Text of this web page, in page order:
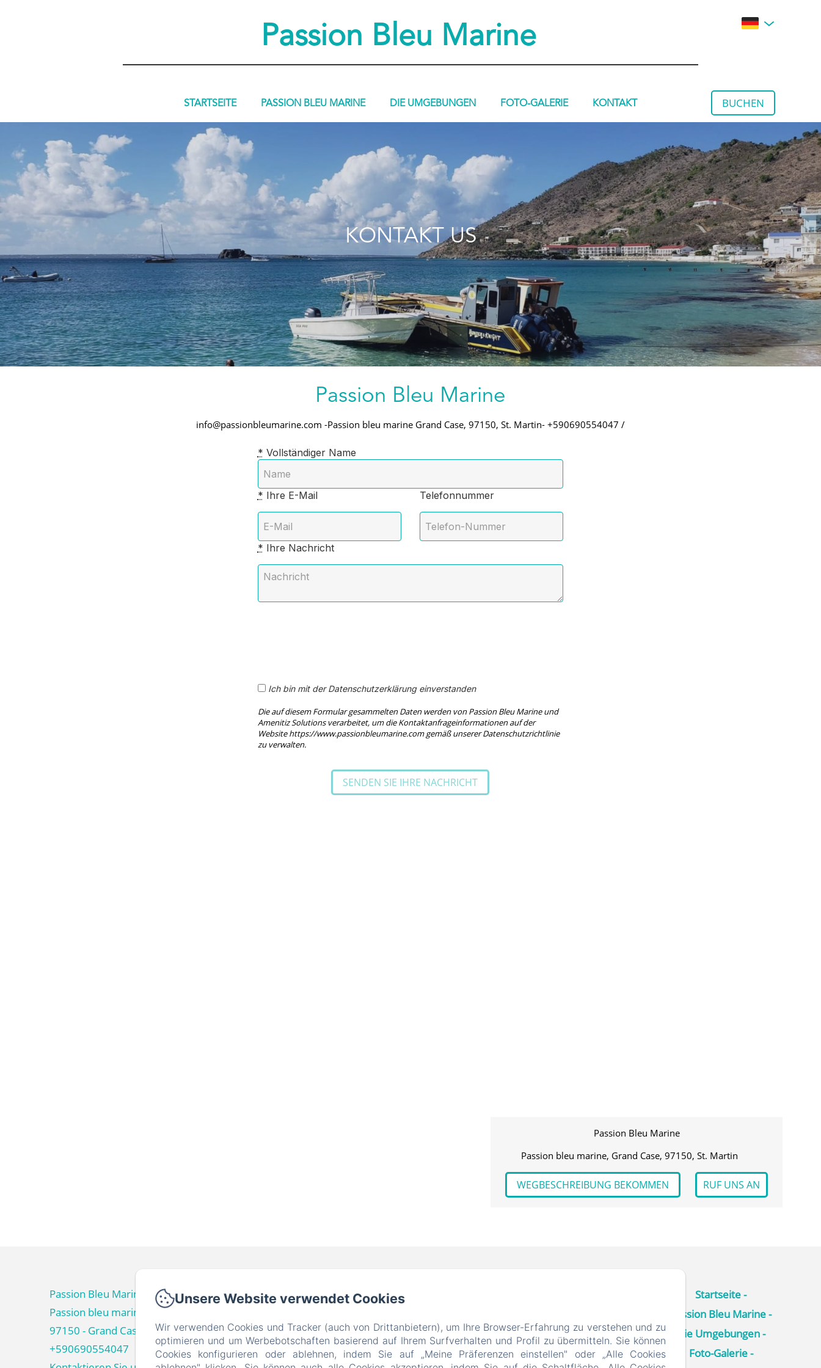
Passion Bleu Marine
STARTSEITE PASSION BLEU MARINE DIE UMGEBUNGEN FOTO-GALERIE KONTAKT BUCHEN
KONTAKT US
Passion Bleu Marine
info@passionbleumarine.com -Passion bleu marineGrand Case, 97150, St. Martin- +590690554047 /
* Vollständiger Name
* Ihre E-Mail Telefonnummer
* Ihre Nachricht
Ich bin mit der Datenschutzerklärung einverstanden
Die auf diesem Formular gesammelten Daten werden von Passion Bleu Marine und
Amenitiz Solutions verarbeitet, um die Kontaktanfrageinformationen auf der
Website https://www.passionbleumarine.com gemäß unserer Datenschutzrichtlinie
zu verwalten.
Passion Bleu Marine
Passion bleu marine, Grand Case, 97150, St. Martin
WEGBESCHREIBUNG BEKOMMEN RUF UNS AN
Passion Bleu Marine
Passion bleu marine
97150 - Grand Case
+590690554047
Startseite
Passion Bleu Marine
Die Umgebungen
Foto-Galerie
Unsere Website verwendet Cookies
Wir verwenden Cookies und Tracker (auch von Drittanbietern), um Ihre Browser-Erfahrung zu verstehen und zu
optimieren und um Werbebotschaften basierend auf Ihrem Surfverhalten und Profil zu übermitteln. Sie können
Cookies konfigurieren oder ablehnen, indem Sie auf „Meine Präferenzen einstellen" oder „Alle Cookies